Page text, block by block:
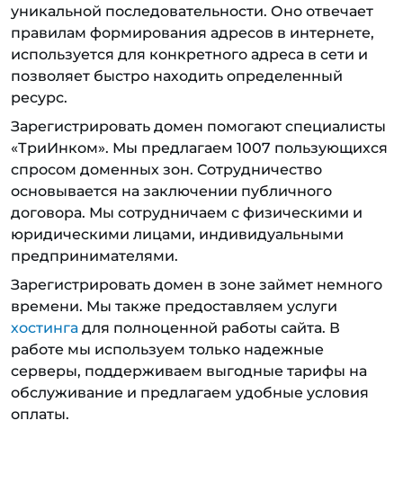
уникальной последовательности. Оно отвечает
правилам формирования адресов в интернете,
используется для конкретного адреса в сети и
позволяет быстро находить определенный
ресурс.
Зарегистрировать домен помогают специалисты
«ТриИнком». Мы предлагаем 1007 пользующихся
спросом доменных зон. Сотрудничество
основывается на заключении публичного
договора. Мы сотрудничаем с физическими и
юридическими лицами, индивидуальными
предпринимателями.
Зарегистрировать домен в зоне займет немного
времени. Мы также предоставляем услуги
хостинга для полноценной работы сайта. В
работе мы используем только надежные
серверы, поддерживаем выгодные тарифы на
обслуживание и предлагаем удобные условия
оплаты.